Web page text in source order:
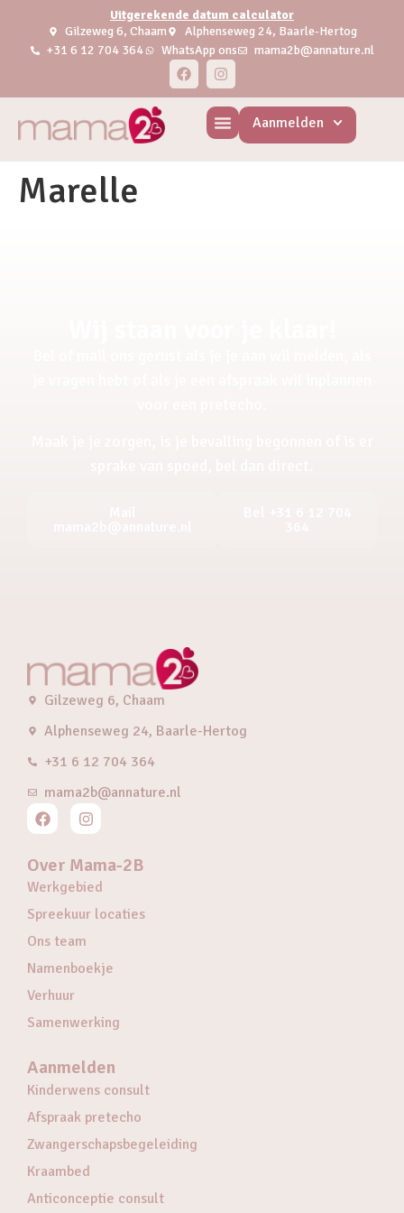
Uitgerekende datum calculator
Gilzeweg 6, Chaam
Alphenseweg 24, Baarle-Hertog
+31 6 12 704 364
WhatsApp ons mama2b@annature.nl
Aanmelden
Marelle
Gilzeweg 6, Chaam
Alphenseweg 24, Baarle-Hertog
+31 6 12 704 364
mama2b@annature.nl
Over Mama-2B
Werkgebied
Spreekuur locaties
Ons team
Namenboekje
Verhuur
Samenwerking
Aanmelden
Kinderwens consult
Afspraak pretecho
Zwangerschapsbegeleiding
Kraambed
Anticonceptie consult